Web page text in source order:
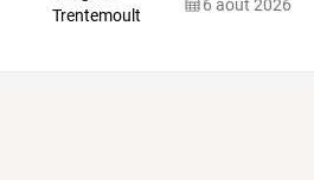
6 août 2026